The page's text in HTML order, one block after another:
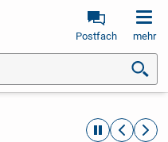
Postfach mehr
automatische